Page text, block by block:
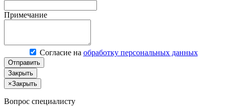
Примечание
Согласие на обработку персональных данных
Отправить
Закрыть
×Закрыть
Вопрос специалисту